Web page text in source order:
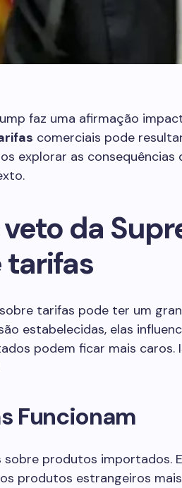
faz uma afirmação
comerciais pode
explorar as consequências
da
tarifas
tarifas pode ter um
estabelecidas, elas
podem ficar mais caros.
Funcionam
produtos importados.
produtos estrangeiros